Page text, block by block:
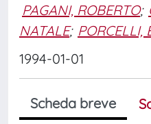
PAGANI, ROBERTO;
NATALE; PORCELLI,
1994-01-01
Scheda breve